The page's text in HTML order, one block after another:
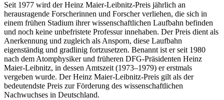
Seit 1977 wird der Heinz Maier-Leibnitz-Preis jährlich an
herausragende Forscherinnen und Forscher verliehen, die sich in
einem frühen Stadium ihrer wissenschaftlichen Laufbahn befinden
und noch keine unbefristete Professur innehaben. Der Preis dient als
Anerkennung und zugleich als Ansporn, diese Laufbahn
eigenständig und gradlinig fortzusetzen. Benannt ist er seit 1980
nach dem Atomphysiker und früheren DFG-Präsidenten Heinz
Maier-Leibnitz, in dessen Amtszeit (1973–1979) er erstmals
vergeben wurde. Der Heinz Maier-Leibnitz-Preis gilt als der
bedeutendste Preis zur Förderung des wissenschaftlichen
Nachwuchses in Deutschland.